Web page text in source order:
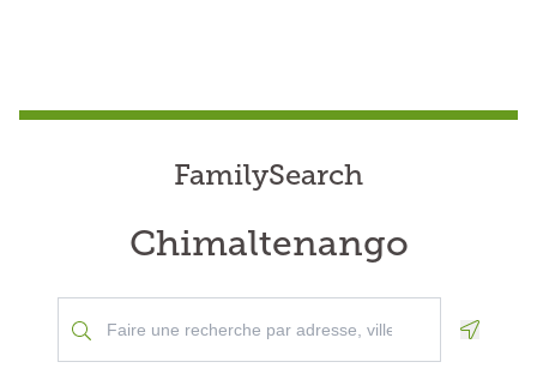
FamilySearch
Chimaltenango